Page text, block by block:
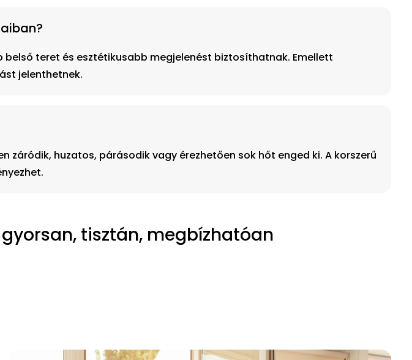
teret és esztétikusabb megjelenést biztosíthatnak. Emellett
jelenthetnek.
záródik, huzatos, párásodik vagy érezhetően sok hőt enged ki. A korszerű
tisztán, megbízhatóan